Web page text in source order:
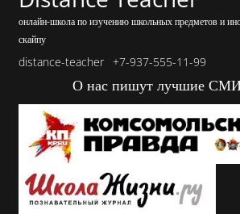
онлайн-школа по изучению школьных предметов и
скайпу
distance-teacher +7-937-555-11-99
О нас пишут лучшие СМИ